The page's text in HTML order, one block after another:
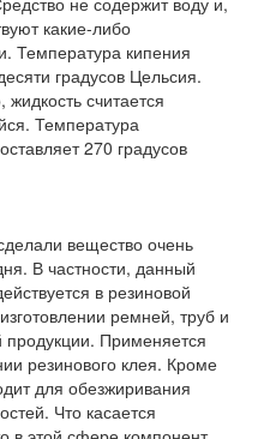
какие-либо
Температура кипения
градусов Цельсия.
считается
Температура
270 градусов
вещество очень
В частности, данный
в резиновой
ремней, труб и
продукции. Применяется
резинового клея. Кроме
для обезжиривания
Что касается